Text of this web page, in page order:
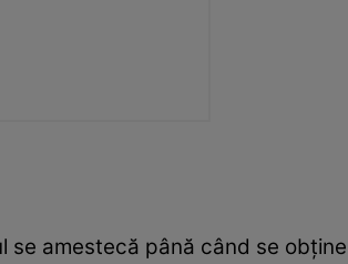
se amestecă până când se